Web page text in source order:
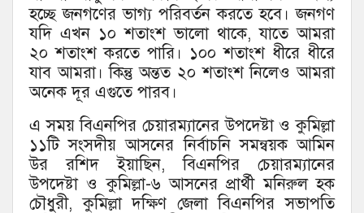
হচ্ছে জনগণের ভাগ্য পরিবর্তন করতে হবে। জনগণ
যদি এখন ১০ শতাংশ ভালো থাকে, যাতে আমরা
২০ শতাংশ করতে পারি। ১০০ শতাংশ ধীরে ধীরে
যাব আমরা। কিন্তু অন্তত ২০ শতাংশ নিলেও আমরা
অনেক দূর এগুতে পারব।
এ সময় বিএনপির চেয়ারম্যানের উপদেষ্টা ও কুমিল্লা
১১টি সংসদীয় আসনের নির্বাচনি সমন্বয়ক আমিন
উর রশিদ ইয়াছিন, বিএনপির চেয়ারম্যানের
উপদেষ্টা ও কুমিল্লা-৬ আসনের প্রার্থী মনিরুল হক
চৌধুরী, কুমিল্লা দক্ষিণ জেলা বিএনপির সভাপতি